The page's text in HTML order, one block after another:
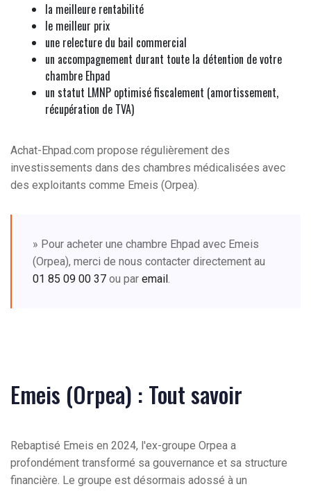
la meilleure rentabilité
le meilleur prix
une relecture du bail commercial
un accompagnement durant toute la détention de votre
chambre Ehpad
un statut LMNP optimisé fiscalement (amortissement,
récupération de TVA)
Achat-Ehpad.com propose régulièrement des
investissements dans des chambres médicalisées avec
des exploitants comme Emeis (Orpea).
» Pour acheter une chambre Ehpad avec Emeis
(Orpea), merci de nous contacter directement au
01 85 09 00 37 ou par email .
Emeis (Orpea) : Tout savoir
Rebaptisé Emeis en 2024, l'ex-groupe Orpea a
profondément transformé sa gouvernance et sa structure
financière. Le groupe est désormais adossé à un